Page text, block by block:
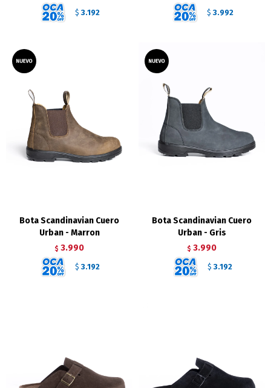
$ 3.192 $ 3.992
Bota Scandinavian Cuero
Urban - Marron
$ 3.990
$ 3.192
Bota Scandinavian Cuero
Urban - Gris
$ 3.990
$ 3.192